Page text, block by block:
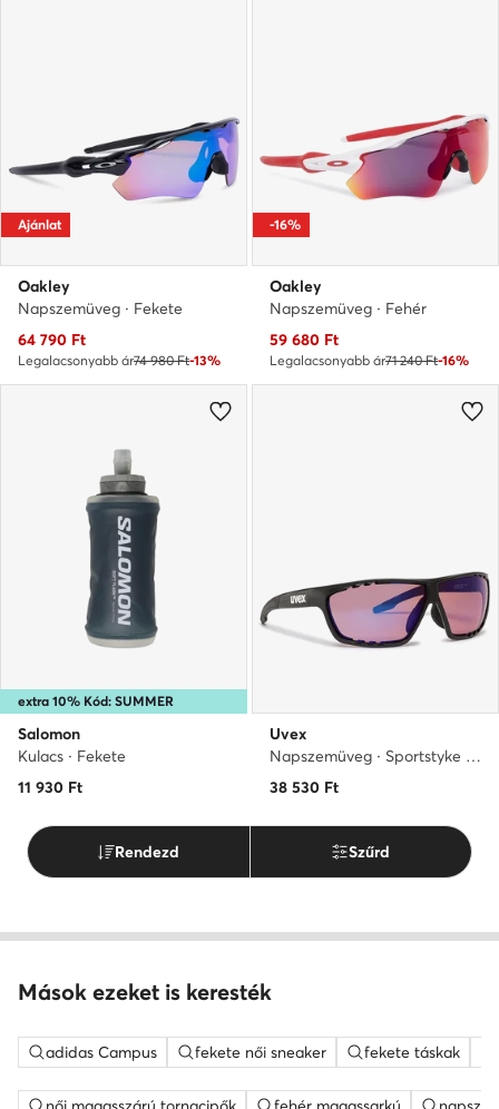
Ajánlat
Oakley
Napszemüveg · Fekete
Aktuális ár
64 790 Ft
Legalacsonyabb ár74 980 Ft-13%
-16%
Oakley
Napszemüveg · Fehér
Aktuális ár
59 680 Ft
Legalacsonyabb ár71 240 Ft-16%
extra 10% Kód: SUMMER
Salomon
Kulacs · Fekete
11 930 Ft
Uvex
Napszemüveg · Sportstyke 706 Cv S5320182296 · Lila
38 530 Ft
Rendezd Szűrd
Mások ezeket is keresték
adidas Campus fekete női sneaker fekete táskak